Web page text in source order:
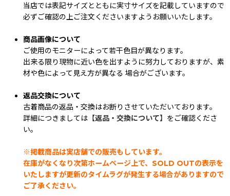
当店では表記サイズとともに実寸サイズを記載していますので
必ずご確認の上ご注文くださいますようお願いいたします。
商品画像について
ご使用のモニターによって若干色目が異なります。
出来る限り現物に近い色を出すように努力しておりますが、素
材や色によって見え方が異なる 場合がございます。
返品交換について
古着商品の返品・交換はお断りさせていただいております。
詳細につきましては 【返品・交換について】 をご確認くださ
い。
※掲載商品は実店舗での販売もしています。
在庫がなくなり次第ホームページ上で、SOLD OUTの表示を
いたしますが更新のタイムラグが発生する場合がありますので
ご了承ください。